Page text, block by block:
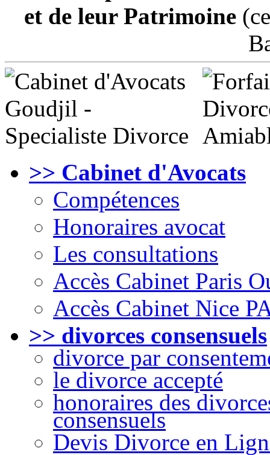
et de leur Patrimoine
>> Cabinet d'Avocats
Compétences
Honoraires avocat
Les consultations
Accès Cabinet Paris
Accès Cabinet Nice
>> divorces consensuels
divorce par
le divorce accepté
honoraires des
consensuels
Devis Divorce en